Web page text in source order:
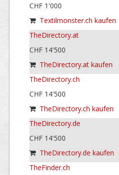
CHF 1'000
Textilmonster.ch kaufen
TheDirectory.at
CHF 14'500
TheDirectory.at kaufen
TheDirectory.ch
CHF 14'500
TheDirectory.ch kaufen
TheDirectory.de
CHF 14'500
TheDirectory.de kaufen
TheFinder.ch